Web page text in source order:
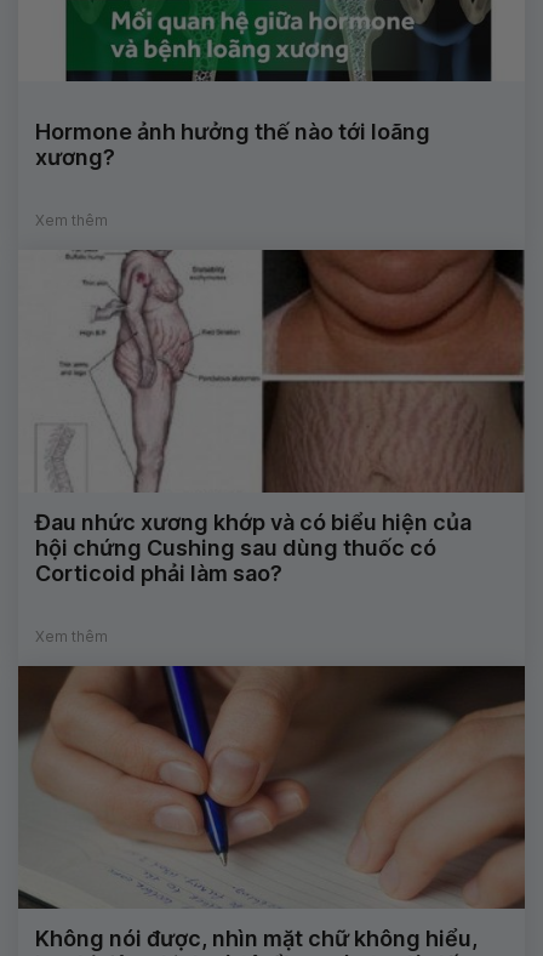
Hormone ảnh hưởng thế nào tới loãng
xương?
Xem thêm
Đau nhức xương khớp và có biểu hiện của
hội chứng Cushing sau dùng thuốc có
Corticoid phải làm sao?
Xem thêm
Không nói được, nhìn mặt chữ không hiểu,